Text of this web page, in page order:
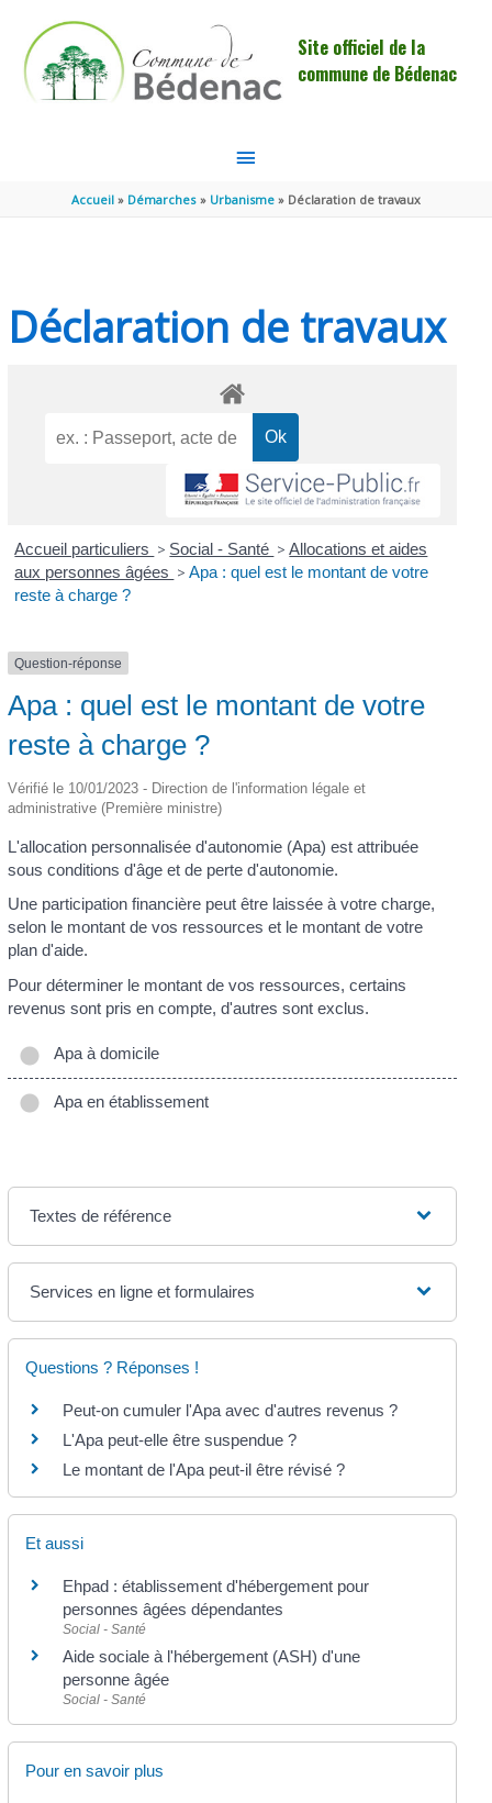
Site officiel de la
commune de Bédenac
MENU
PRINCIPAL
Accueil Démarches Urbanisme Déclaration de travaux
Déclaration de travaux
Accueil particuliers > Social - Santé > Allocations et aides
aux personnes âgées > Apa : quel est le montant de votre
reste à charge ?
Question-réponse
Apa : quel est le montant de votre
reste à charge ?
Vérifié le 10/01/2023 - Direction de l'information légale et
administrative (Première ministre)
L'allocation personnalisée d'autonomie (Apa) est attribuée
sous conditions d'âge et de perte d'autonomie.
Une participation financière peut être laissée à votre charge,
selon le montant de vos ressources et le montant de votre
plan d'aide.
Pour déterminer le montant de vos ressources, certains
revenus sont pris en compte, d'autres sont exclus.
Apa à domicile
Apa en établissement
Textes de référence
Services en ligne et formulaires
Questions ? Réponses !
Peut-on cumuler l'Apa avec d'autres revenus ?
L'Apa peut-elle être suspendue ?
Le montant de l'Apa peut-il être révisé ?
Et aussi
Ehpad : établissement d'hébergement pour
personnes âgées dépendantes
Social - Santé
Aide sociale à l'hébergement (ASH) d'une
personne âgée
Social - Santé
Pour en savoir plus